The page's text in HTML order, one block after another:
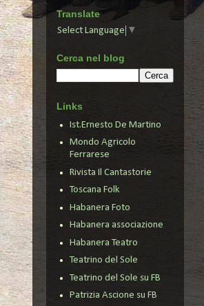
Translate
Select Language ▼
Cerca nel blog
Links
Ist.Ernesto De Martino
Mondo Agricolo
Ferrarese
Rivista Il Cantastorie
Toscana Folk
Habanera Foto
Habanera associazione
Habanera Teatro
Teatrino del Sole
Teatrino del Sole su FB
Patrizia Ascione su FB